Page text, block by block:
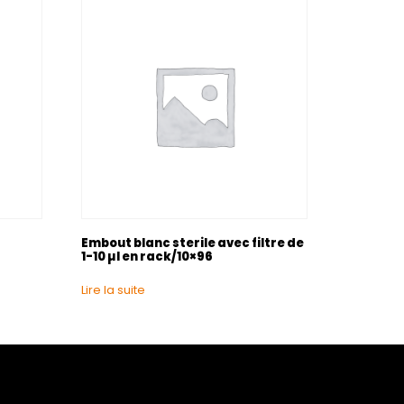
Embout blanc sterile avec filtre de
1-10 µl en rack/10×96
Lire la suite